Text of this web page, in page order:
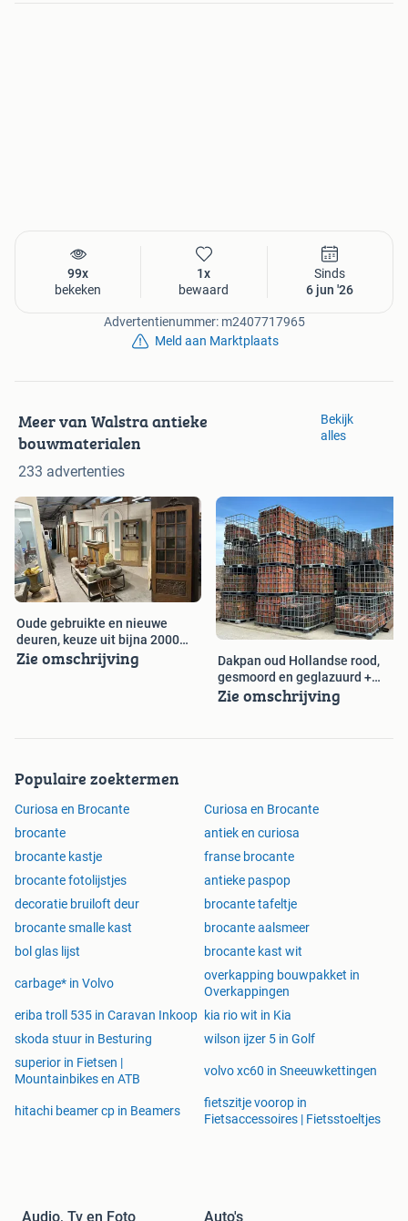
99x
bekeken
1x
bewaard
Sinds
6 jun '26
Advertentienummer: m2407717965
Meld aan Marktplaats
Meer van Walstra antieke
bouwmaterialen
233 advertenties
Bekijk
alles
Oude gebruikte en nieuwe
deuren, keuze uit bijna 2000
stuks
Zie omschrijving
Dakpan oud Hollandse rood,
gesmoord en geglazuurd +
nokvorst
Zie omschrijving
Populaire zoektermen
Curiosa en Brocante
Curiosa en Brocante
brocante
antiek en curiosa
brocante kastje
franse brocante
brocante fotolijstjes
antieke paspop
decoratie bruiloft deur
brocante tafeltje
brocante smalle kast
brocante aalsmeer
bol glas lijst
brocante kast wit
carbage* in Volvo
overkapping bouwpakket in
Overkappingen
eriba troll 535 in Caravan Inkoop kia rio wit in Kia
skoda stuur in Besturing
wilson ijzer 5 in Golf
superior in Fietsen |
Mountainbikes en ATB
volvo xc60 in Sneeuwkettingen
hitachi beamer cp in Beamers
fietszitje voorop in
Fietsaccessoires | Fietsstoeltjes
Audio, Tv en Foto Auto's